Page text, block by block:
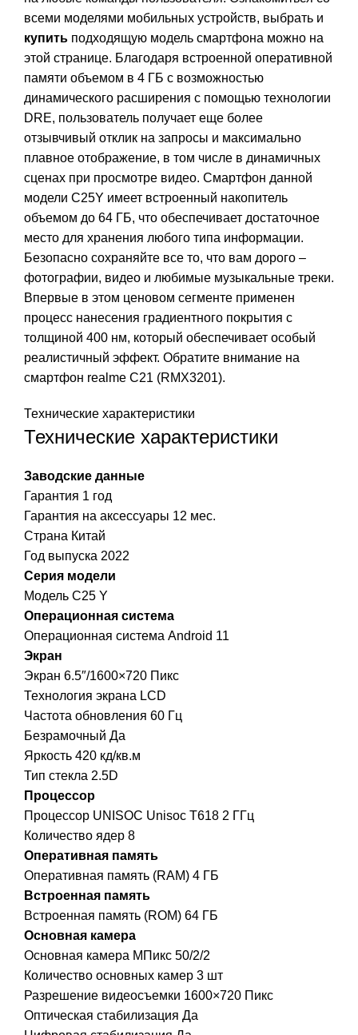
всеми моделями мобильных устройств, выбрать и
купить подходящую модель смартфона можно на
этой странице. Благодаря встроенной оперативной
памяти объемом в 4 ГБ c возможностью
динамического расширения с помощью технологии
DRE, пользователь получает еще более
отзывчивый отклик на запросы и максимально
плавное отображение, в том числе в динамичных
сценах при просмотре видео. Смартфон данной
модели C25Y имеет встроенный накопитель
объемом до 64 ГБ, что обеспечивает достаточное
место для хранения любого типа информации.
Безопасно сохраняйте все то, что вам дорого –
фотографии, видео и любимые музыкальные треки.
Впервые в этом ценовом сегменте применен
процесс нанесения градиентного покрытия с
толщиной 400 нм, который обеспечивает особый
реалистичный эффект. Обратите внимание на
смартфон realme C21 (RMX3201).
Технические характеристики
Технические характеристики
Заводские данные
Гарантия 1 год
Гарантия на аксессуары 12 мес.
Страна Китай
Год выпуска 2022
Серия модели
Модель C25 Y
Операционная система
Операционная система Android 11
Экран
Экран 6.5″/1600×720 Пикс
Технология экрана LCD
Частота обновления 60 Гц
Безрамочный Да
Яркость 420 кд/кв.м
Тип стекла 2.5D
Процессор
Процессор UNISOC Unisoc T618 2 ГГц
Количество ядер 8
Оперативная память
Оперативная память (RAM) 4 ГБ
Встроенная память
Встроенная память (ROM) 64 ГБ
Основная камера
Основная камера МПикс 50/2/2
Количество основных камер 3 шт
Разрешение видеосъемки 1600×720 Пикс
Оптическая стабилизация Да